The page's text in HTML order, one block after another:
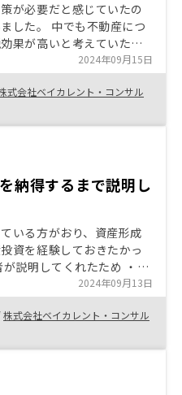
が必要だと感じていたの
不動産につ
果が高いと考えていたの
た。リノシーに決めた理
管理できるところ、スピ
担当者の方も親
のでとても助かっていま
2024年09月15日
式会社ベイカレント・コンサル
納得するまで説明し
いる方がおり、資産形成
資を経験しておきたかっ
説明してくれたため ・購
おり、アプリが充実して
2024年09月13日
株式会社ベイカレント・コンサル